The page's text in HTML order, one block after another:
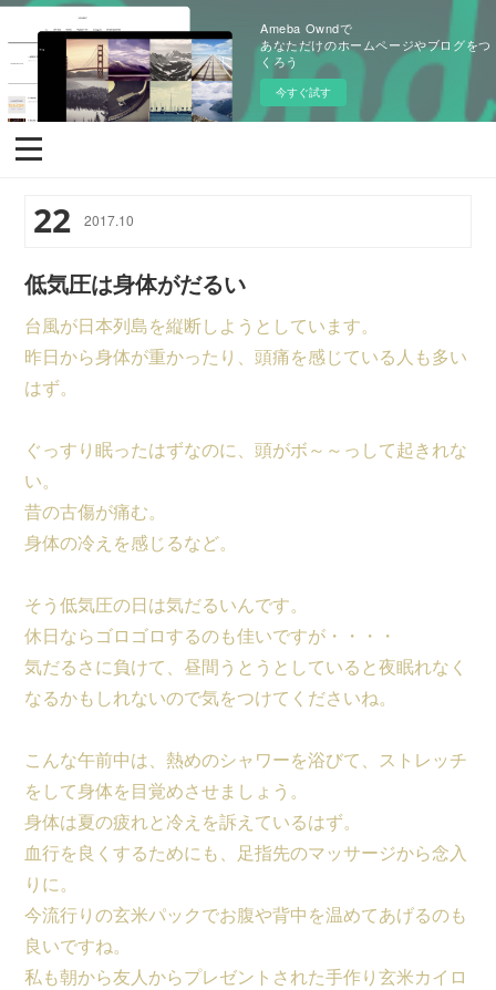
Ameba Owndで
あなただけのホームページやブログをつ
くろう
今すぐ試す
22 2017.10
低気圧は身体がだるい
台風が日本列島を縦断しようとしています。
昨日から身体が重かったり、頭痛を感じている人も多い
はず。
ぐっすり眠ったはずなのに、頭がボ～～っして起きれな
い。
昔の古傷が痛む。
身体の冷えを感じるなど。
そう低気圧の日は気だるいんです。
休日ならゴロゴロするのも佳いですが・・・・
気だるさに負けて、昼間うとうとしていると夜眠れなく
なるかもしれないので気をつけてくださいね。
こんな午前中は、熱めのシャワーを浴びて、ストレッチ
をして身体を目覚めさせましょう。
身体は夏の疲れと冷えを訴えているはず。
血行を良くするためにも、足指先のマッサージから念入
りに。
今流行りの玄米パックでお腹や背中を温めてあげるのも
良いですね。
私も朝から友人からプレゼントされた手作り玄米カイロ